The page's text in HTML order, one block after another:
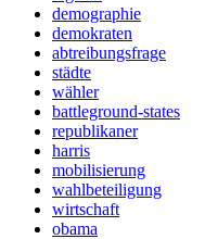
demographie
demokraten
abtreibungsfrage
städte
wähler
battleground-states
republikaner
harris
mobilisierung
wahlbeteiligung
wirtschaft
obama